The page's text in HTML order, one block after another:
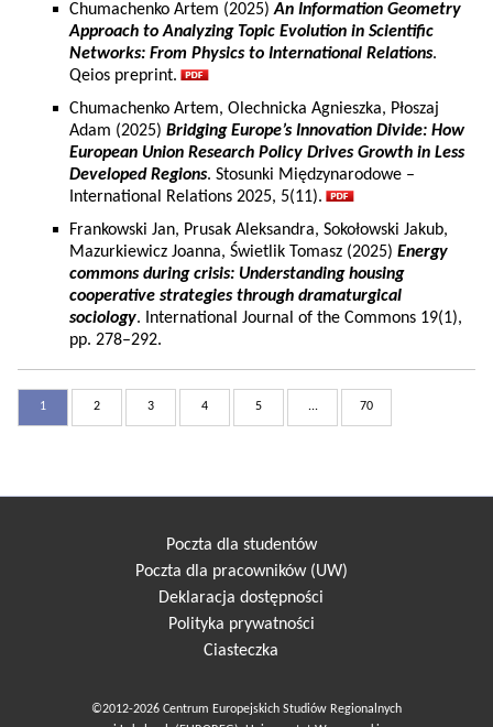
Chumachenko Artem (2025)An Information Geometry
Approach to Analyzing Topic Evolution in Scientific
Networks: From Physics to International Relations.
Qeios preprint.
Chumachenko Artem, Olechnicka Agnieszka, Płoszaj
Adam (2025) Bridging Europe’s Innovation Divide: How
European Union Research Policy Drives Growth in Less
Developed Regions. Stosunki Międzynarodowe –
International Relations 2025, 5(11).
Frankowski Jan, Prusak Aleksandra, Sokołowski Jakub,
Mazurkiewicz Joanna, Świetlik Tomasz (2025) Energy
commons during crisis: Understanding housing
cooperative strategies through dramaturgical
sociology. International Journal of the Commons 19(1),
pp. 278–292.
1 2 3 4 5 ... 70
Poczta dla studentów
Poczta dla pracowników (UW)
Deklaracja dostępności
Polityka prywatności
Ciasteczka
©2012-2026 Centrum Europejskich Studiów Regionalnych